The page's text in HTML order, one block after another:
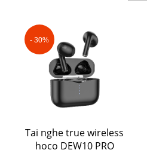
- 30%
Tai nghe true wireless
hoco DEW10 PRO